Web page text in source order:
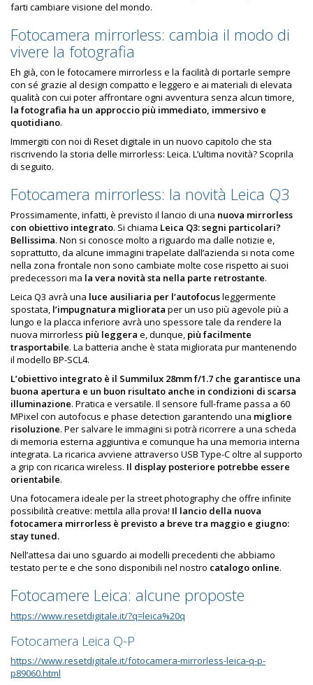
farti cambiare visione del mondo.
Fotocamera mirrorless: cambia il modo di
vivere la fotografia
Eh già, con le fotocamere mirrorless e la facilità di portarle sempre
con sé grazie al design compatto e leggero e ai materiali di elevata
qualità con cui poter affrontare ogni avventura senza alcun timore,
la fotografia ha un approccio più immediato, immersivo e
quotidiano.
Immergiti con noi di Reset digitale in un nuovo capitolo che sta
riscrivendo la storia delle mirrorless: Leica. L’ultima novità? Scoprila
di seguito.
Fotocamera mirrorless: la novità Leica Q3
Prossimamente, infatti, è previsto il lancio di una nuova mirrorless
con obiettivo integrato. Si chiama Leica Q3: segni particolari?
Bellissima. Non si conosce molto a riguardo ma dalle notizie e,
soprattutto, da alcune immagini trapelate dall’azienda si nota come
nella zona frontale non sono cambiate molte cose rispetto ai suoi
predecessori ma la vera novità sta nella parte retrostante.
Leica Q3 avrà una luce ausiliaria per l’autofocusleggermente
spostata, l’impugnatura migliorata per un uso più agevole più a
lungo e la placca inferiore avrà uno spessore tale da rendere la
nuova mirrorless più leggera e, dunque, più facilmente
trasportabile. La batteria anche è stata migliorata pur mantenendo
il modello BP-SCL4.
L’obiettivo integrato è il Summilux 28mm f/1.7 che garantisce una
buona apertura e un buon risultato anche in condizioni di scarsa
illuminazione. Pratica e versatile. Il sensore full-frame passa a 60
MPixel con autofocus e phase detection garantendo una migliore
risoluzione. Per salvare le immagini si potrà ricorrere a una scheda
di memoria esterna aggiuntiva e comunque ha una memoria interna
integrata. La ricarica avviene attraverso USB Type-C oltre al supporto
a grip con ricarica wireless. Il display posteriore potrebbe essere
orientabile.
Una fotocamera ideale per la street photography che offre infinite
possibilità creative: mettila alla prova! Il lancio della nuova
fotocamera mirrorless è previsto a breve tra maggio e giugno:
stay tuned.
Nell’attesa dai uno sguardo ai modelli precedenti che abbiamo
testato per te e che sono disponibili nel nostro catalogo online.
Fotocamere Leica: alcune proposte
https://www.resetdigitale.it/?q=leica%20q
Fotocamera Leica Q-P
https://www.resetdigitale.it/fotocamera-mirrorless-leica-q-p-
p89060.html